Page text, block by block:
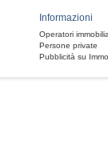
Informazioni
Operatori
Persone private
Pubblicità su